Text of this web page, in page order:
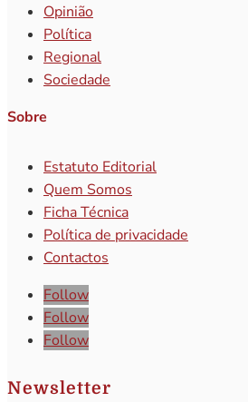
Opinião
Política
Regional
Sociedade
Sobre
Estatuto Editorial
Quem Somos
Ficha Técnica
Política de privacidade
Contactos
Follow
Follow
Follow
Newsletter